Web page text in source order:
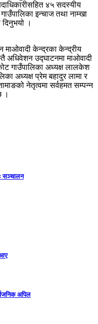
४५ सदस्यीय
इन्चाज तथा नाम्खा
दिनुभयो ।
माओवादी केन्द्रका केन्द्रीय
अधिवेशन उद्घाटनमा माओवादी
गाउँपालिका अध्यक्ष लालकेश
अध्यक्ष प्रेम बहादुर लामा र
नेतृत्वमा सर्वहमत सम्पन्न
।
सञ्चालन
आए
अपिल